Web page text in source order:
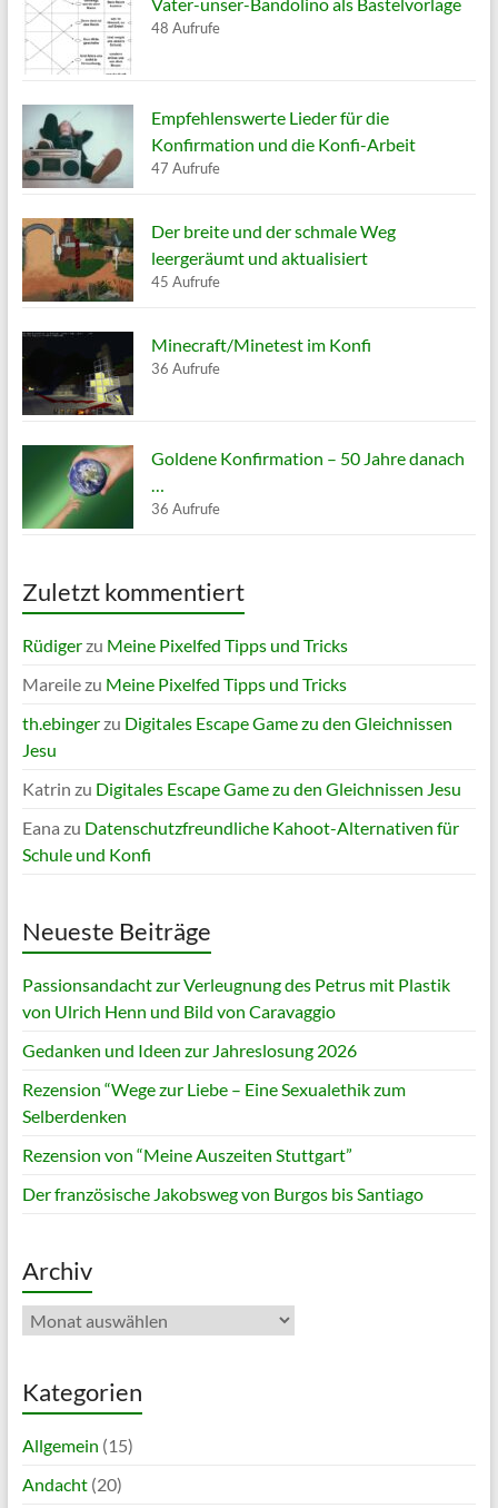
48 Aufrufe
Empfehlenswerte Lieder für die
Konfirmation und die Konfi-Arbeit
47 Aufrufe
Der breite und der schmale Weg
leergeräumt und aktualisiert
45 Aufrufe
Minecraft/Minetest im Konfi
36 Aufrufe
Goldene Konfirmation – 50 Jahre danach
…
36 Aufrufe
Zuletzt kommentiert
Rüdigerzu Meine Pixelfed Tipps und Tricks
Mareilezu Meine Pixelfed Tipps und Tricks
th.ebingerzu Digitales Escape Game zu den Gleichnissen
Jesu
Katrin zu Digitales Escape Game zu den Gleichnissen Jesu
Eana zu Datenschutzfreundliche Kahoot-Alternativen für
Schule und Konfi
Neueste Beiträge
Passionsandacht zur Verleugnung des Petrus mit Plastik
von Ulrich Henn und Bild von Caravaggio
Gedanken und Ideen zur Jahreslosung 2026
Rezension “Wege zur Liebe – Eine Sexualethik zum
Selberdenken
Rezension von “Meine Auszeiten Stuttgart”
Der französische Jakobsweg von Burgos bis Santiago
Archiv
Archiv
Kategorien
Allgemein (15)
Andacht(20)